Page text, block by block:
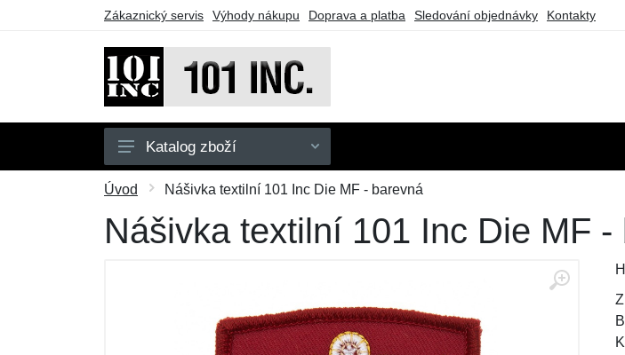
Zákaznický servis Výhody nákupu Doprava a platba Sledování objednávky Kontakty
Pánské
Dětské
Taktické vybavení
Katalog zboží
Úvod Nášivka textilní 101 Inc Die MF - barevná
Nášivka textilní 101 Inc Die MF -